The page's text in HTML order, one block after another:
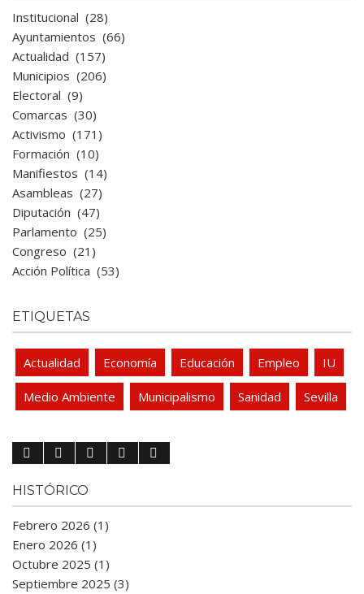
Institucional (28)
Ayuntamientos (66)
Actualidad (157)
Municipios (206)
Electoral (9)
Comarcas (30)
Activismo (171)
Formación (10)
Manifiestos (14)
Asambleas (27)
Diputación (47)
Parlamento (25)
Congreso (21)
Acción Política (53)
ETIQUETAS
Actualidad Economía Educación Empleo IU
Medio Ambiente Municipalismo Sanidad Sevilla
HISTÓRICO
Febrero 2026 (1)
Enero 2026 (1)
Octubre 2025 (1)
Septiembre 2025 (3)